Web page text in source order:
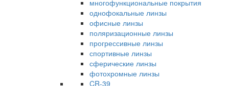
многофункциональные покрытия
однофокальные линзы
офисные линзы
поляризационные линзы
прогрессивные линзы
спортивные линзы
сферические линзы
фотохромные линзы
CR-39